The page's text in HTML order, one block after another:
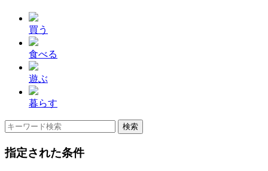
買う
食べる
遊ぶ
暮らす
指定された条件